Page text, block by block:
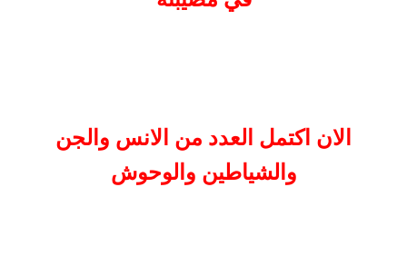
الان اكتمل العدد من الانس والجن
والشياطين والوحوش